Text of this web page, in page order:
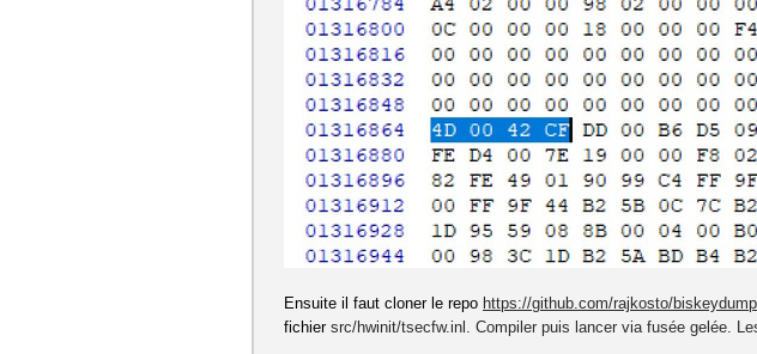
Ensuite il faut cloner le repo https://github.com/rajkosto/biskeydump
fichier src/hwinit/tsecfw.inl. Compiler puis lancer via fusée gelée.